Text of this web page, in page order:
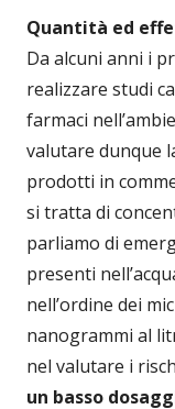
Quantità ed
Da alcuni anni i
realizzare studi
farmaci
valutare dunque
prodotti in
si tratta di
parliamo di
presenti
nell’ordine dei
nanogrammi al
nel valutare i
un basso